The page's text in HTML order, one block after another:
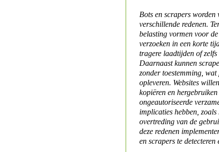
Bots en scrapers worden
verschillende redenen.
belasting vormen voor
verzoeken in een korte
tragere laadtijden of
Daarnaast kunnen
zonder toestemming,
opleveren. Websites
kopiëren en
ongeautoriseerde
implicaties hebben,
overtreding van de
deze redenen
en scrapers te detecteren